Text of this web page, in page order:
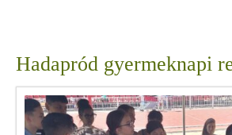
Hadapród gyermeknapi